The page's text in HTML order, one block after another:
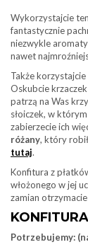
Wykorzystajcie
fantastycznie
niezwykle
nawet
Także
Oskubcie
patrzą na Was
słoiczek, w
zabierzecie ich
różany, który
tutaj.
Konfitura z
włożonego w jej
zamian
Potrzebujemy: